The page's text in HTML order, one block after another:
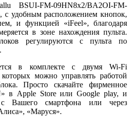
BSUI-FM-09HN8х2/BA2OI-FM-
с удобным расположением кнопок,
и функцией «iFeel», благодаря
в зоне нахождения пульта.
регулируются с пульта по
в комплекте с двумя Wi-Fi
можно управлять работой
Просто скачайте фирменное
в Apple Store или Google play, и
с Вашего смартфона или через
«Маруся».